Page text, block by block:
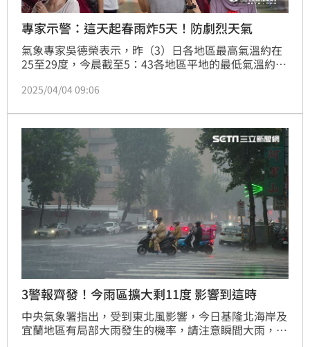
專家示警：這天起春雨炸5天！防劇烈天氣
氣象專家吳德榮表示，昨（3）日各地區最高氣溫約在
25至29度，今晨截至5：43各地區平地的最低氣溫約在
地晴時多雲，白天北舒適、南微熱，早晚涼。各地區氣
東部15至28度。
2025/04/04 09:06
3警報齊發！今雨區擴大剩11度 影響到這時
中央氣象署指出，受到東北風影響，今日基隆北海岸及
宜蘭地區有局部大雨發生的機率，請注意瞬間大雨，山